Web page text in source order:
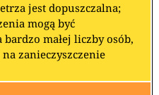
jest dopuszczalna;
mogą być
małej liczby osób,
zanieczyszczenie